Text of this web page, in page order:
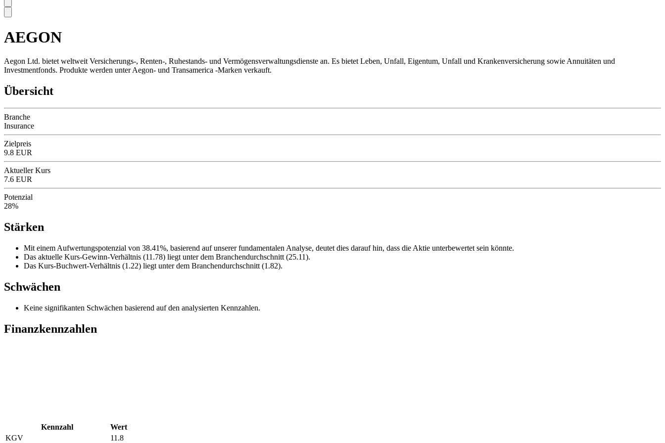
SC
AEGON
Aegon Ltd. bietet weltweit Versicherungs-, Renten-, Ruhestands- und Vermögensverwaltungsdienste an. Es bietet Leben, Unfall, Eigentum, Unfall und Krankenversicherung sowie Annuitäten und
Investmentfonds. Produkte werden unter Aegon- und Transamerica -Marken verkauft.
Übersicht
Branche
Insurance
Zielpreis
9.8 EUR
Aktueller Kurs
7.6 EUR
Potenzial
28%
Stärken
Mit einem Aufwertungspotenzial von 38.41%, basierend auf unserer fundamentalen Analyse, deutet dies darauf hin, dass die Aktie unterbewertet sein könnte.
Das aktuelle Kurs-Gewinn-Verhältnis (11.78) liegt unter dem Branchendurchschnitt (25.11).
Das Kurs-Buchwert-Verhältnis (1.22) liegt unter dem Branchendurchschnitt (1.82).
Schwächen
Keine signifikanten Schwächen basierend auf den analysierten Kennzahlen.
Finanzkennzahlen
Kennzahl
Wert
KGV
11.8